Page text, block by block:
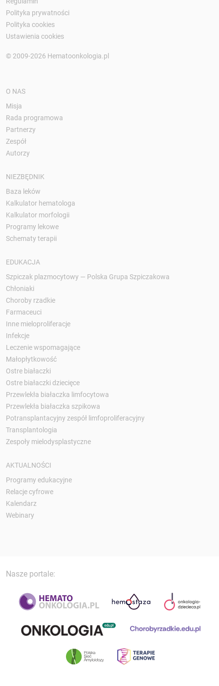
Polityka prywatności
Polityka cookies
Ustawienia cookies
© 2009-2026 Hematoonkologia.pl
O NAS
Misja
Rada programowa
Partnerzy
Zespół
Autorzy
NIEZBĘDNIK
Baza leków
Kalkulator hematologa
Kalkulator morfologii
Programy lekowe
Schematy terapii
EDUKACJA
Szpiczak plazmocytowy — Polska Grupa Szpiczakowa
Chłoniaki
Choroby rzadkie
Farmaceuci
Inne mieloproliferacje
Infekcje
Leczenie wspomagające
Małopłytkowość
Ostre białaczki
Ostre białaczki dziecięce
Przewlekła białaczka limfocytowa
Przewlekła białaczka szpikowa
Potransplantacyjny zespół limfoproliferacyjny
Transplantologia
Zespoły mielodysplastyczne
AKTUALNOŚCI
Programy edukacyjne
Relacje cyfrowe
Kalendarz
Webinary
Nasze portale: